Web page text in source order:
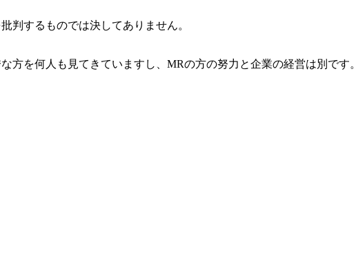
判するものでは決してありません。
方を何人も見てきていますし、MRの方の努力と企業の経営は別です。